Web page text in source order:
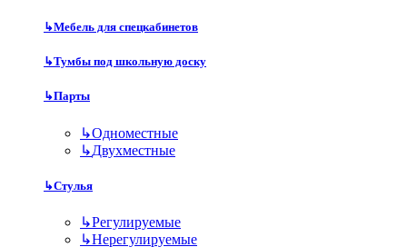
↳Мебель для спецкабинетов
↳Тумбы под школьную доску
↳Парты
↳Одноместные
↳Двухместные
↳Стулья
↳Регулируемые
↳Нерегулируемые